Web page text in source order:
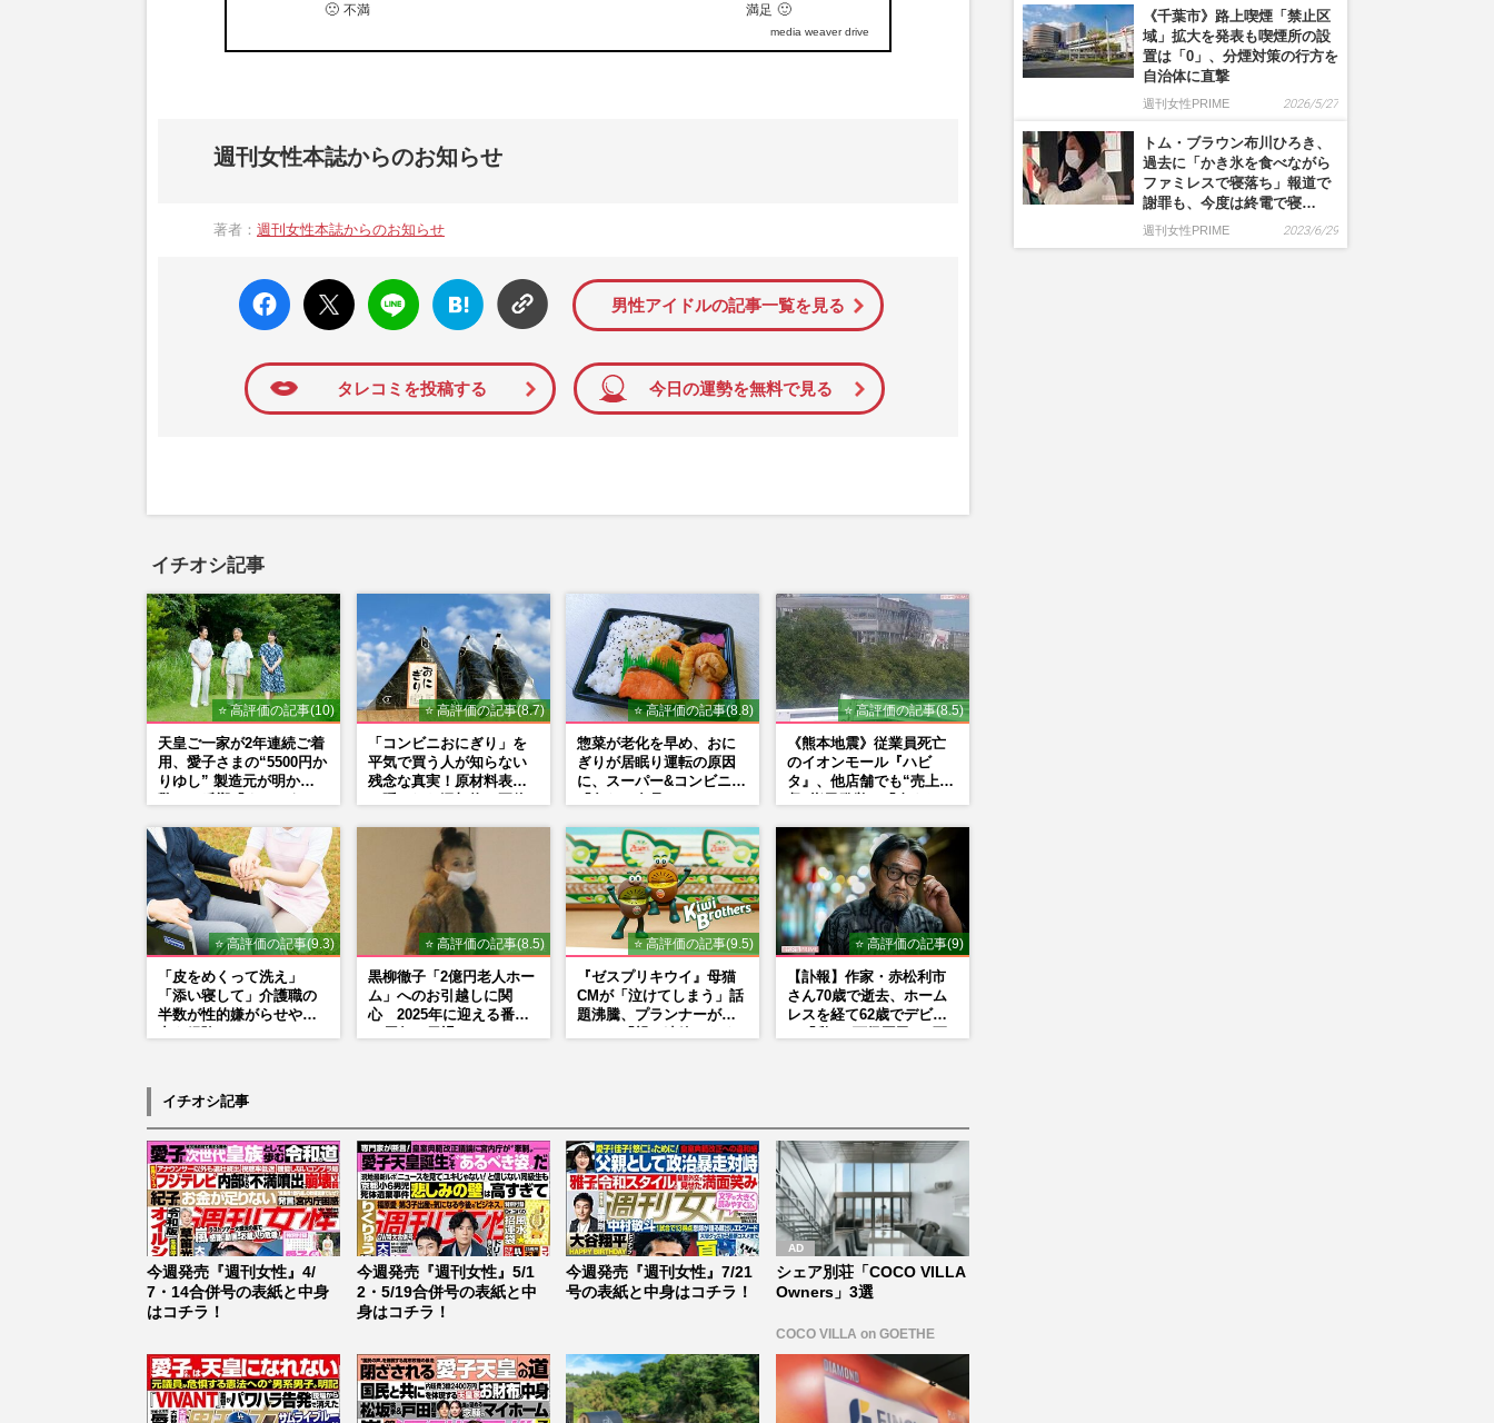
🙁 不満 満足 🙂
media weaver drive
週刊女性本誌からのお知らせ
著者： 週刊女性本誌からのお知らせ
faceboo
k いい
ね
X ポス
ト
LINE
はてな
ブック
マーク
男性アイドルの記事一覧を見る
タレコミを投稿する 今日の運勢を無料で見る
イチオシ記事
⭐ 高評価の記事(10)
天皇ご一家が2年連続ご着
用、愛子さまの“5500円か
りゆし” 製造元が明かす
⭐ 高評価の記事(8.7)
「コンビニおにぎり」を
平気で買う人が知らない
残念な真実！原材料表示
⭐ 高評価の記事(8.8)
惣菜が老化を早め、おに
ぎりが居眠り運転の原因
に、スーパー&コンビニの
⭐ 高評価の記事(8.5)
《熊本地震》従業員死亡
のイオンモール『ハビ
タ』、他店舗でも“売上回
い訳
⭐ 高評価の記事(9.3)
「皮をめくって洗え」
「添い寝して」介護職の
半数が性的嫌がらせや暴
⭐ 高評価の記事(8.5)
黒柳徹子「2億円老人ホー
ム」へのお引越しに関
心 2025年に迎える番組
⭐ 高評価の記事(9.5)
『ゼスプリキウイ』母猫
CMが「泣けてしまう」話
題沸騰、プランナーが明
⭐ 高評価の記事(9)
【訃報】作家・赤松利市
さん70歳で逝去、ホーム
レスを経て62歳でデビュ
イチオシ記事
今週発売『週刊女性』4/
7・14合併号の表紙と中身
はコチラ！
今週発売『週刊女性』5/1
2・5/19合併号の表紙と中
身はコチラ！
今週発売『週刊女性』7/21
号の表紙と中身はコチラ！
シェア別荘「COCO VILLA
Owners」3選
COCO VILLA on GOETHE
《千葉市》路上喫煙「禁止区
域」拡大を発表も喫煙所の設
置は「0」、分煙対策の行方を
自治体に直撃
週刊女性PRIME 2026/5/27
トム・ブラウン布川ひろき、
過去に「かき氷を食べながら
ファミレスで寝落ち」報道で
謝罪も、今度は終電で寝…
週刊女性PRIME 2023/6/29